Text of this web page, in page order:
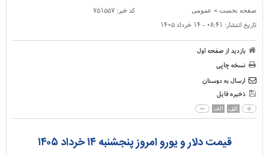
صفحه نخست » عمومی کد خبر: ۷۵۱۵۵۷
تاریخ انتشار: ۰۸:۴۱ - ۱۴ خرداد ۱۴۰۵
بازدید از صفحه اول
نسخه چاپی
ارسال به دوستان
ذخیره فایل
الف الف
قیمت دلار و یورو امروز پنجشنبه ۱۴ خرداد ۱۴۰۵